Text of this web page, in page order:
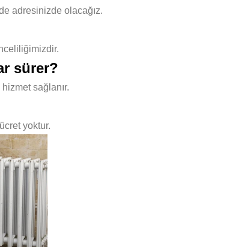
adresinizde olacağız.
sürer?
sağlanır.
yoktur.